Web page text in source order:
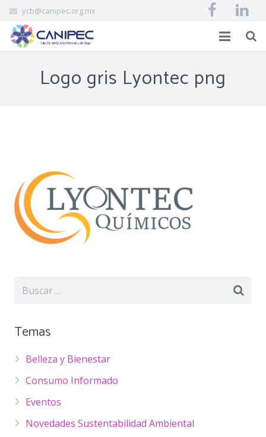
ycb@canipec.org.mx
BIBLIOVIRTUAL
CONTACTO
Logo gris Lyontec png
Temas
Belleza y Bienestar
Consumo Informado
Eventos
Novedades Sustentabilidad Ambiental